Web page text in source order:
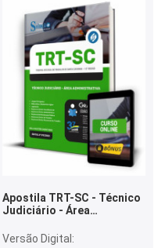
Apostila TRT-SC - Técnico
Judiciário - Área
Versão Digital: